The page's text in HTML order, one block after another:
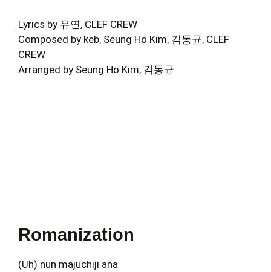
Lyrics by 유연, CLEF CREW
Composed by keb, Seung Ho Kim, 김동균, CLEF
CREW
Arranged by Seung Ho Kim, 김동균
Romanization
(Uh) nun majuchiji ana